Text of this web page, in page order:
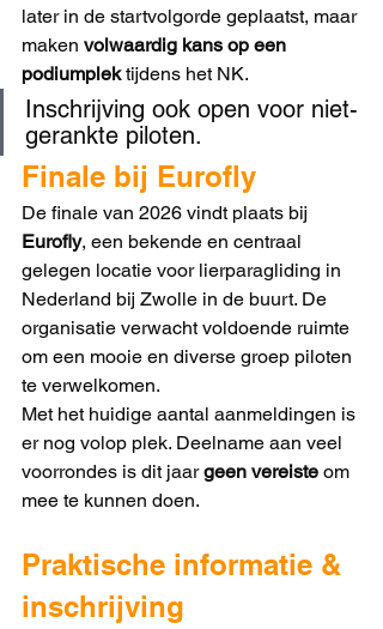
later in de startvolgorde geplaatst, maar
maken volwaardig kans op een
podiumplek tijdens het NK.
Inschrijving ook open voor niet-
gerankte piloten.
Finale bij Eurofly
De finale van 2026 vindt plaats bij
Eurofly, een bekende en centraal
gelegen locatie voor lierparagliding in
Nederland bij Zwolle in de buurt. De
organisatie verwacht voldoende ruimte
om een mooie en diverse groep piloten
te verwelkomen.
Met het huidige aantal aanmeldingen is
er nog volop plek. Deelname aan veel
voorrondes is dit jaar geen vereiste om
mee te kunnen doen.
Praktische informatie &
inschrijving